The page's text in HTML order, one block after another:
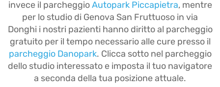
invece il parcheggioAutopark Piccapietra, mentre
per lo studio di Genova San Fruttuoso in via
Donghi i nostri pazienti hanno diritto al parcheggio
gratuito per il tempo necessario alle cure presso il
parcheggio Danopark. Clicca sotto nel parcheggio
dello studio interessato e imposta il tuo navigatore
a seconda della tua posizione attuale.